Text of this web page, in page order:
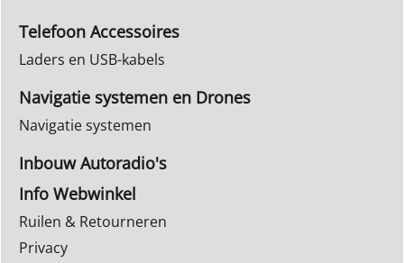
Telefoon Accessoires
Laders en USB-kabels
Navigatie systemen en Drones
Navigatie systemen
Inbouw Autoradio's
Info Webwinkel
Ruilen & Retourneren
Privacy